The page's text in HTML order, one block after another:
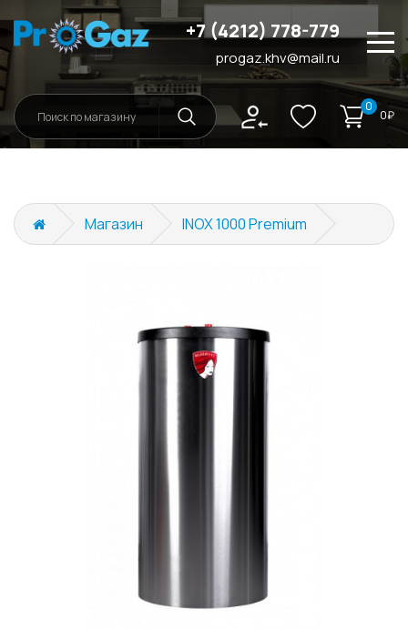
+7 (4212) 778-779
progaz.khv@mail.ru
О нас
Магазин
Контакты
0
0₽
Магазин INOX 1000 Premium